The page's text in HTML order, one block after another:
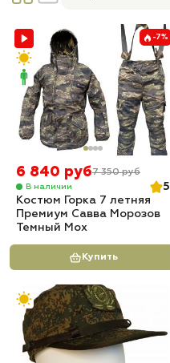
-7%
6 840 руб7 350 руб
В наличии
5
Костюм Горка 7 летняя
Премиум Савва Морозов
Темный Мох
Купить